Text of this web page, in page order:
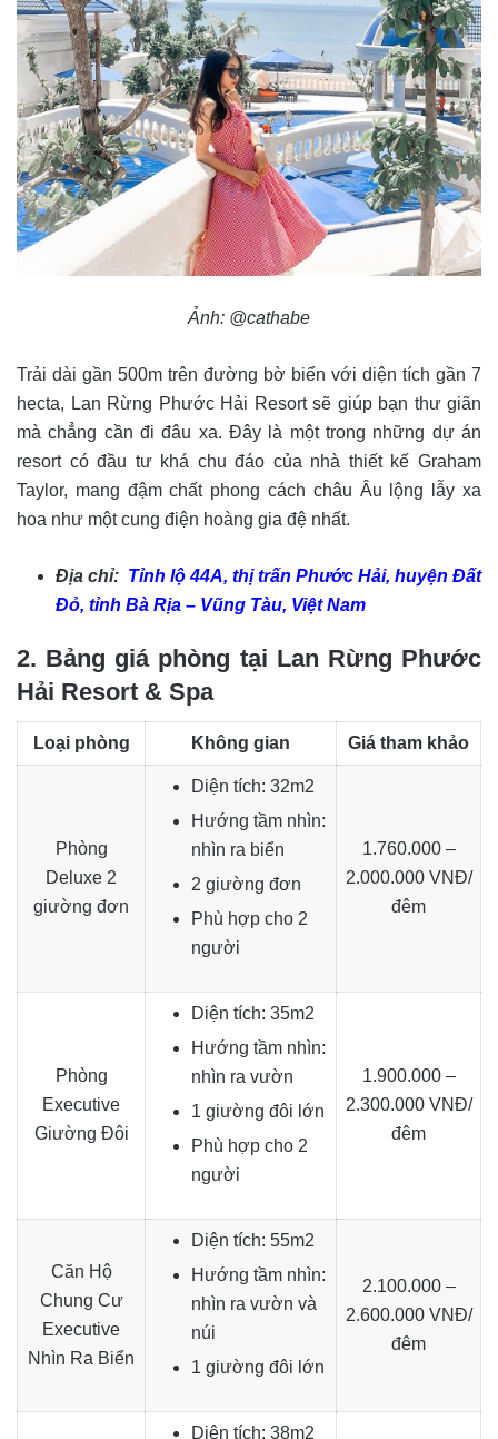
Ảnh: @cathabe
Trải dài gần 500m trên đường bờ biển với diện tích gần 7
hecta, Lan Rừng Phước Hải Resort sẽ giúp bạn thư giãn
mà chẳng cần đi đâu xa. Đây là một trong những dự án
resort có đầu tư khá chu đáo của nhà thiết kế Graham
Taylor, mang đậm chất phong cách châu Âu lộng lẫy xa
hoa như một cung điện hoàng gia đệ nhất.
Địa chỉ: Tỉnh lộ 44A, thị trấn Phước Hải, huyện Đất
Đỏ, tỉnh Bà Rịa – Vũng Tàu, Việt Nam
2. Bảng giá phòng tại Lan Rừng Phước
Hải Resort & Spa
Loại phòng Không gian Giá tham khảo
Phòng
Deluxe 2
giường đơn
Diện tích: 32m2
Hướng tầm nhìn:
nhìn ra biển
2 giường đơn
Phù hợp cho 2
người
1.760.000 –
2.000.000 VNĐ/
đêm
Phòng
Executive
Giường Đôi
Diện tích: 35m2
Hướng tầm nhìn:
nhìn ra vườn
1 giường đôi lớn
Phù hợp cho 2
người
1.900.000 –
2.300.000 VNĐ/
đêm
Căn Hộ
Chung Cư
Executive
Nhìn Ra Biển
Diện tích: 55m2
Hướng tầm nhìn:
nhìn ra vườn và
núi
1 giường đôi lớn
2.100.000 –
2.600.000 VNĐ/
đêm
Diện tích: 38m2